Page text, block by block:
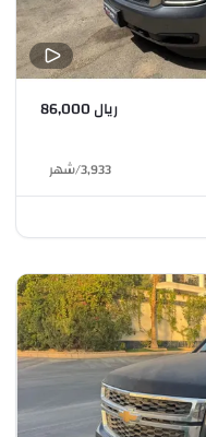
ريال 86,000
3,933
/شهر